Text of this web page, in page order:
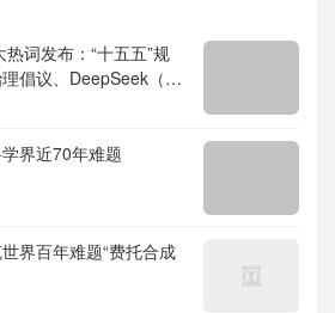
词发布：“十五五”规
倡议、DeepSeek（深
苏超、票根经济、育
界近70年难题
界百年难题“费托合成